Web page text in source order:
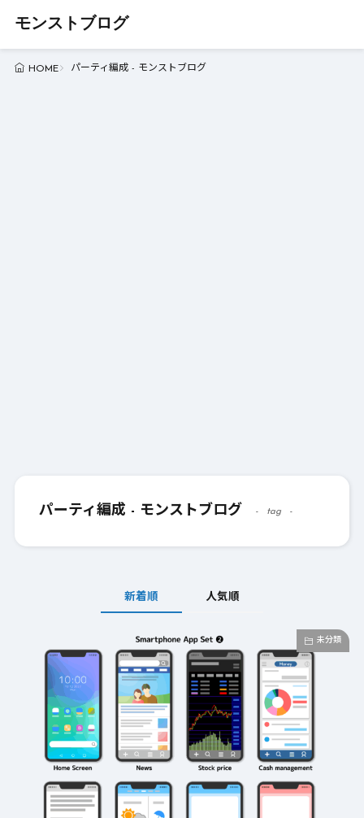
モンストブログ
HOME パーティ編成 - モンストブログ
パーティ編成 - モンストブログ tag
新着順 人気順
未分類